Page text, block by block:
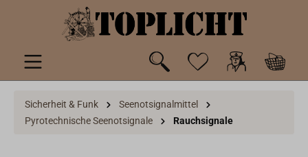
springen
Sicherheit & Funk
Seenotsignalmittel
Pyrotechnische Seenotsignale
Rauchsignale